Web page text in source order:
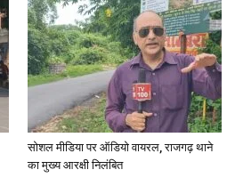
in
Hindi,
सोशल मीडिया पर ऑडियो वायरल, राजगढ़ थाने
का मुख्य आरक्षी निलंबित